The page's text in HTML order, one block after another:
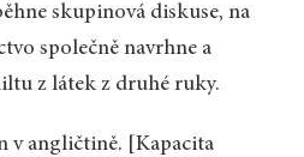
skupinová diskuse, na
společně navrhne a
z látek z druhé ruky.
v angličtině. [Kapacita